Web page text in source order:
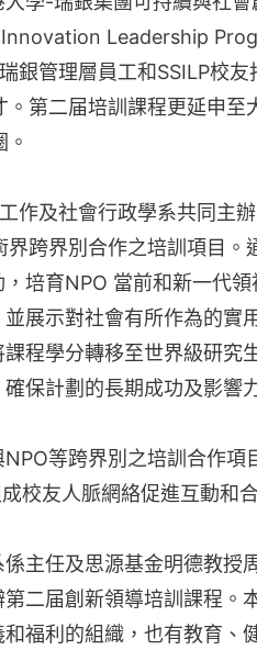
Leadership
銀管理層員工和SSILP校友
第二届培訓課程更延申至
作及社會⾏政學系共同主
跨界別合作之培訓項目。
培育NPO 當前和新一代
展示對社會有所作為的實
程學分轉移至世界級研究
保計劃的長期成功及影響
等跨界別之培訓合作項
校友人脈網絡促進互動和
主任及思源基金明德教授
二届創新領導培訓課程。
福利的組織，也有教育、